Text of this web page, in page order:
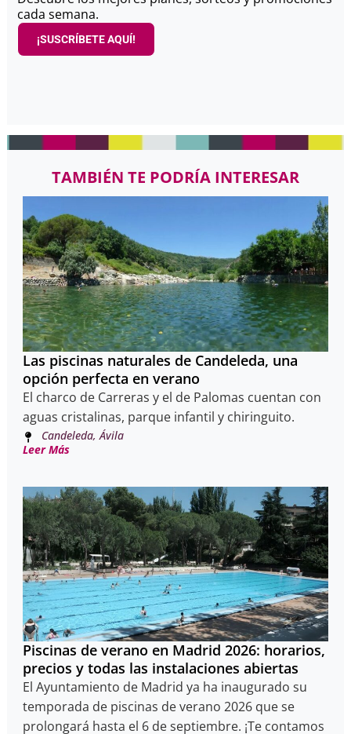
cada semana.
¡SUSCRÍBETE AQUÍ!
TAMBIÉN TE PODRÍA INTERESAR
Las piscinas naturales de Candeleda, una
opción perfecta en verano
El charco de Carreras y el de Palomas cuentan con
aguas cristalinas, parque infantil y chiringuito.
Candeleda, Ávila
Leer Más
Piscinas de verano en Madrid 2026: horarios,
precios y todas las instalaciones abiertas
El Ayuntamiento de Madrid ya ha inaugurado su
temporada de piscinas de verano 2026 que se
prolongará hasta el 6 de septiembre. ¡Te contamos